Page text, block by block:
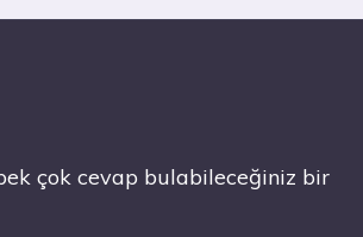
çok cevap bulabileceğiniz bir